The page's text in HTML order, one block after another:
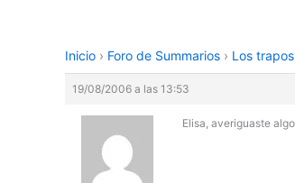
Inicio › Foro de Summarios › Los
19/08/2006 a las 13:53
Elisa, averiguaste